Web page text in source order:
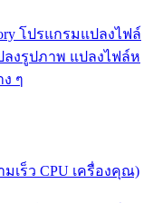
โปรแกรมแปลงไฟล์
ลงรูปภาพ แปลงไฟล์ห
ๆ
เร็ว CPU เครื่องคุณ)